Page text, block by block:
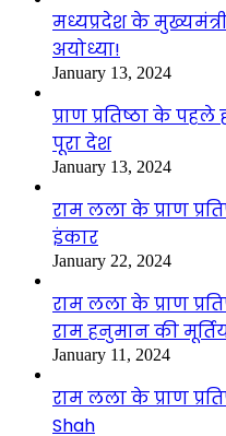
मध्यप्रदेश के
अयोध्या!
January 13, 2024
प्राण प्रतिष्ठा के
पूरा देश
January 13, 2024
राम लला के प्राण
इंकार
January 22, 2024
राम लला के प्राण
राम हनुमान की
January 11, 2024
राम लला के प्राण
Shah